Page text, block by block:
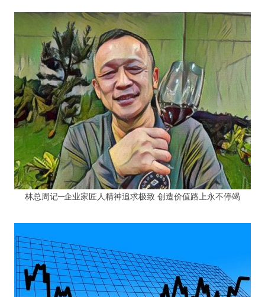
林总周记─企业家匠人精神追求极致 创造价值路上永不停竭